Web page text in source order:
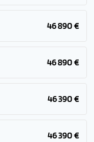
46 890 €
46 890 €
46 390 €
46 390 €